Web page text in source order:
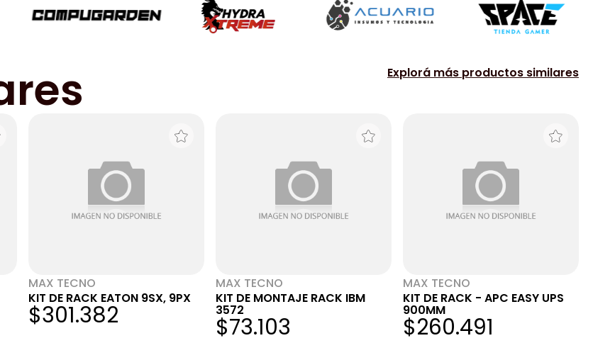
Explorá más productos similares
MAX TECNO
KIT DE RACK EATON 9SX, 9PX
$301.382
MAX TECNO
KIT DE MONTAJE RACK IBM
3572
$73.103
MAX TECNO
KIT DE RACK - APC EASY UPS
900MM
$260.491